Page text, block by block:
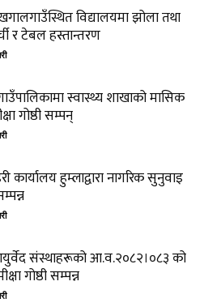
विद्यालयमा झोला तथा
र टेबल हस्तान्तरण
स्वास्थ्य शाखाको मासिक
गोष्ठी सम्पन्
कार्यालय हुम्लाद्वारा नागरिक सुनुवाइ
संस्थाहरूको आ.व.२०८२।०८३ को
गोष्ठी सम्पन्न